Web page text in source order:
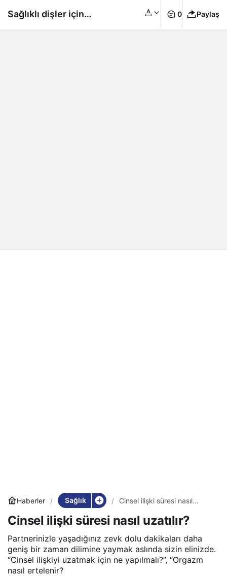
Haberler Sağlık
Cinsel ilişki süresi nasıl
Cinsel ilişki süresi nasıl uzatılır?
Partnerinizle yaşadığınız zevk dolu dakikaları daha
geniş bir zaman dilimine yaymak aslında sizin elinizde.
“Cinsel ilişkiyi uzatmak için ne yapılmalı?”, “Orgazm
nasıl ertelenir?
Sağlıklı dişler için 0 Paylaş